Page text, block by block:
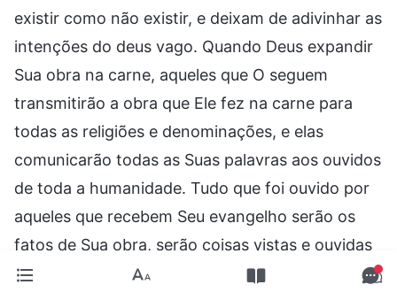
existir como não existir, e deixam de adivinhar as
intenções do deus vago. Quando Deus expandir
Sua obra na carne, aqueles que O seguem
transmitirão a obra que Ele fez na carne para
todas as religiões e denominações, e elas
comunicarão todas as Suas palavras aos ouvidos
de toda a humanidade. Tudo que foi ouvido por
aqueles que recebem Seu evangelho serão os
fatos de Sua obra, serão coisas vistas e ouvidas
pelo homem pessoalmente, serão fatos, e não